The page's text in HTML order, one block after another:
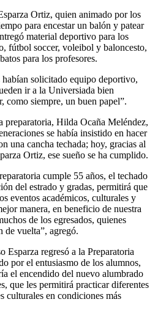
Ortiz, quien animado por los
para encestar un balón y patear
material deportivo para los
fútbol soccer, voleibol y baloncesto,
para los profesores.
solicitado equipo deportivo,
ir a la Universiada bien
como siempre, un buen papel”.
preparatoria, Hilda Ocaña Meléndez,
se había insistido en hacer
una cancha techada; hoy, gracias al
Ortiz, ese sueño se ha cumplido.
cumple 55 años, el techado
del estrado y gradas, permitirá que
eventos académicos, culturales y
manera, en beneficio de nuestra
de los egresados, quienes
de vuelta”, agregó.
Esparza regresó a la Preparatoria
por el entusiasmo de los alumnos,
el encendido del nuevo alumbrado
que les permitirá practicar diferentes
culturales en condiciones más